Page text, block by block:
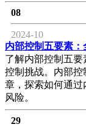
08
2024-10
内部控制五要素：
了解内部控制五
控制挑战。内部
章，探索如何通
风险。
29